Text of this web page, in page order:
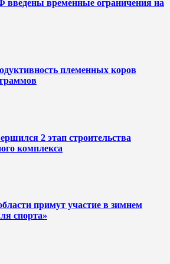
введены временные ограничения на
племенных коров
2 этап строительства
комплекса
примут участие в зимнем
спорта»